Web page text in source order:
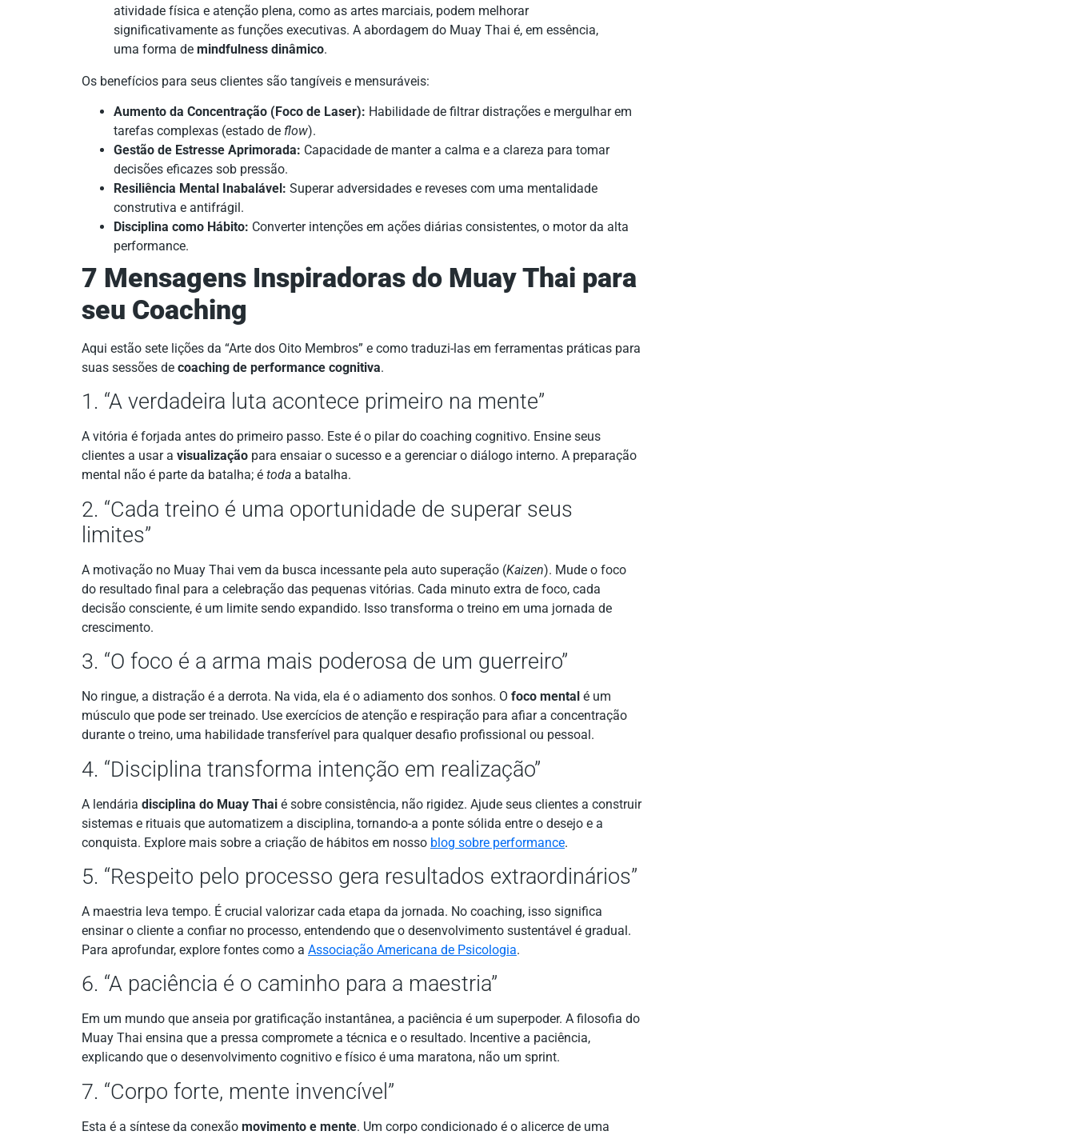
atividade física e atenção plena, como as artes marciais, podem melhorar
significativamente as funções executivas. A abordagem do Muay Thai é, em essência,
uma forma de mindfulness dinâmico.
Os benefícios para seus clientes são tangíveis e mensuráveis:
Aumento da Concentração (Foco de Laser): Habilidade de filtrar distrações e mergulhar em
tarefas complexas (estado de flow).
Gestão de Estresse Aprimorada: Capacidade de manter a calma e a clareza para tomar
decisões eficazes sob pressão.
Resiliência Mental Inabalável: Superar adversidades e reveses com uma mentalidade
construtiva e antifrágil.
Disciplina como Hábito: Converter intenções em ações diárias consistentes, o motor da alta
performance.
7 Mensagens Inspiradoras do Muay Thai para
seu Coaching
Aqui estão sete lições da “Arte dos Oito Membros” e como traduzi-las em ferramentas práticas para
suas sessões de coaching de performance cognitiva.
1. “A verdadeira luta acontece primeiro na mente”
A vitória é forjada antes do primeiro passo. Este é o pilar do coaching cognitivo. Ensine seus
clientes a usar a visualização para ensaiar o sucesso e a gerenciar o diálogo interno. A preparação
mental não é parte da batalha; é toda a batalha.
2. “Cada treino é uma oportunidade de superar seus
limites”
A motivação no Muay Thai vem da busca incessante pela auto superação (Kaizen). Mude o foco
do resultado final para a celebração das pequenas vitórias. Cada minuto extra de foco, cada
decisão consciente, é um limite sendo expandido. Isso transforma o treino em uma jornada de
crescimento.
3. “O foco é a arma mais poderosa de um guerreiro”
No ringue, a distração é a derrota. Na vida, ela é o adiamento dos sonhos. O foco mental é um
músculo que pode ser treinado. Use exercícios de atenção e respiração para afiar a concentração
durante o treino, uma habilidade transferível para qualquer desafio profissional ou pessoal.
4. “Disciplina transforma intenção em realização”
A lendária disciplina do Muay Thai é sobre consistência, não rigidez. Ajude seus clientes a construir
sistemas e rituais que automatizem a disciplina, tornando-a a ponte sólida entre o desejo e a
conquista. Explore mais sobre a criação de hábitos em nosso blog sobre performance.
5. “Respeito pelo processo gera resultados extraordinários”
A maestria leva tempo. É crucial valorizar cada etapa da jornada. No coaching, isso significa
ensinar o cliente a confiar no processo, entendendo que o desenvolvimento sustentável é gradual.
Para aprofundar, explore fontes como a Associação Americana de Psicologia.
6. “A paciência é o caminho para a maestria”
Em um mundo que anseia por gratificação instantânea, a paciência é um superpoder. A filosofia do
Muay Thai ensina que a pressa compromete a técnica e o resultado. Incentive a paciência,
explicando que o desenvolvimento cognitivo e físico é uma maratona, não um sprint.
7. “Corpo forte, mente invencível”
Esta é a síntese da conexão movimento e mente. Um corpo condicionado é o alicerce de uma